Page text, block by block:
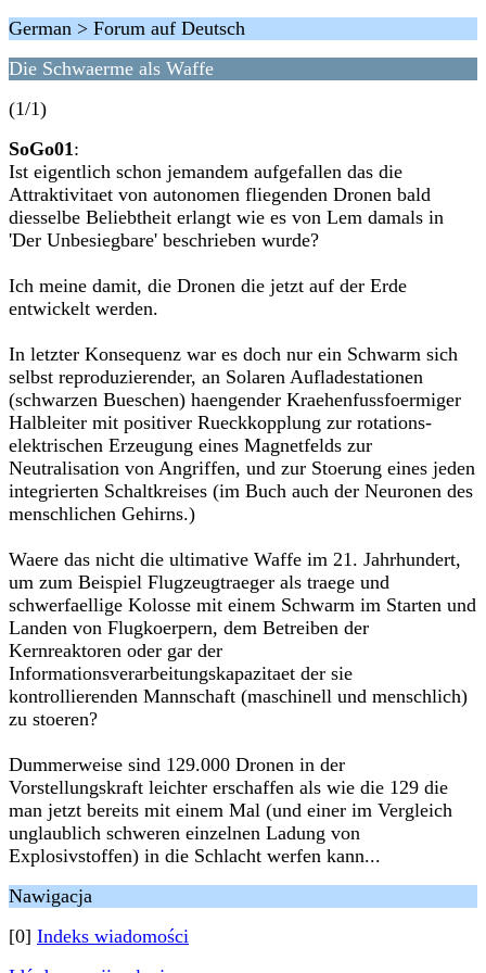
German > Forum auf Deutsch
Die Schwaerme als Waffe
(1/1)
SoGo01:
Ist eigentlich schon jemandem aufgefallen das die
Attraktivitaet von autonomen fliegenden Dronen bald
diesselbe Beliebtheit erlangt wie es von Lem damals in
'Der Unbesiegbare' beschrieben wurde?
Ich meine damit, die Dronen die jetzt auf der Erde
entwickelt werden.
In letzter Konsequenz war es doch nur ein Schwarm sich
selbst reproduzierender, an Solaren Aufladestationen
(schwarzen Bueschen) haengender Kraehenfussfoermiger
Halbleiter mit positiver Rueckkopplung zur rotations-
elektrischen Erzeugung eines Magnetfelds zur
Neutralisation von Angriffen, und zur Stoerung eines jeden
integrierten Schaltkreises (im Buch auch der Neuronen des
menschlichen Gehirns.)
Waere das nicht die ultimative Waffe im 21. Jahrhundert,
um zum Beispiel Flugzeugtraeger als traege und
schwerfaellige Kolosse mit einem Schwarm im Starten und
Landen von Flugkoerpern, dem Betreiben der
Kernreaktoren oder gar der
Informationsverarbeitungskapazitaet der sie
kontrollierenden Mannschaft (maschinell und menschlich)
zu stoeren?
Dummerweise sind 129.000 Dronen in der
Vorstellungskraft leichter erschaffen als wie die 129 die
man jetzt bereits mit einem Mal (und einer im Vergleich
unglaublich schweren einzelnen Ladung von
Explosivstoffen) in die Schlacht werfen kann...
Nawigacja
[0] Indeks wiadomości